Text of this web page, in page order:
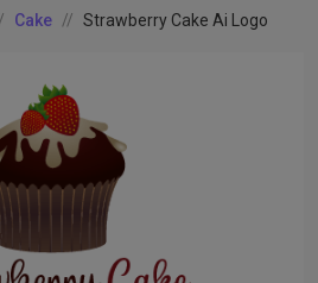
Cake Strawberry Cake Ai Logo